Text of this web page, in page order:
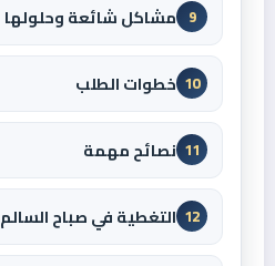
9 مشاكل شائعة وحلولها
10 خطوات الطلب
11 نصائح مهمة
12 التغطية في صباح السالم